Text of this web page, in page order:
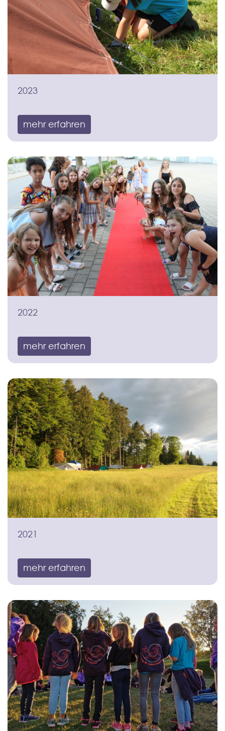
2023
mehr erfahren
2022
mehr erfahren
2021
mehr erfahren